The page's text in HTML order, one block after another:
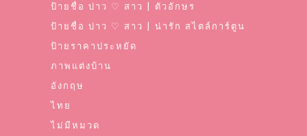
ป้ายชื่อ บ่าว ♡ สาว | ตัวอักษร
ป้ายชื่อ บ่าว ♡ สาว | น่ารัก สไตล์การ์ตูน
ป้ายราคาประหยัด
ภาพแต่งบ้าน
อังกฤษ
ไทย
ไม่มีหมวด